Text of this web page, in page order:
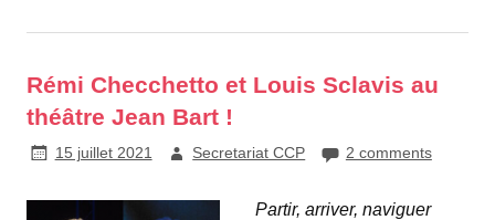
Rémi Checchetto et Louis Sclavis au
théâtre Jean Bart !
15 juillet 2021 Secretariat CCP 2 comments
Partir, arriver, naviguer